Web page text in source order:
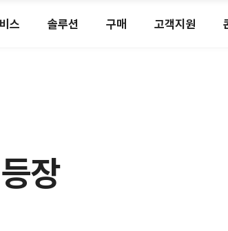
스 솔루션 구매 고객지원
장